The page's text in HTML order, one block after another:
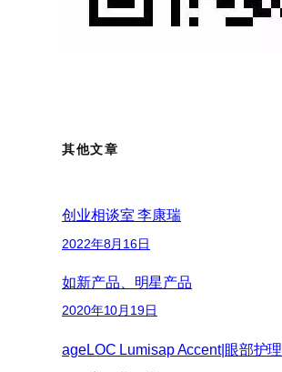
其他文章
创业相谈室 李康瑞
2022年8月16日
如新产品、明星产品
2020年10月19日
ageLOC Lumisap Accent|眼部护理